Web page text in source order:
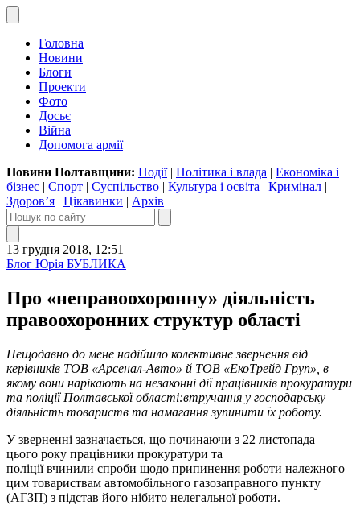
Головна
Новини
Блоги
Проекти
Фото
Досьє
Війна
Допомога армії
Новини Полтавщини: Події| Політика і влада | Економіка і
бізнес | Спорт | Суспільство | Культура і освіта | Кримінал |
Здоров’я | Цікавинки | Архів
13 грудня 2018, 12:51
Блог Юрія БУБЛИКА
Про «неправоохоронну» діяльність
правоохоронних структур області
Нещодавно до мене надійшло колективне звернення від
керівників ТОВ «Арсенал-Авто» й ТОВ «ЕкоТрейд Груп», в
якому вони нарікають на незаконні дії працівників прокуратури
та поліції Полтавської області:втручання у господарську
діяльність товариств та намагання зупинити їх роботу.
У зверненні зазначається, що починаючи з 22 листопада
цього року працівники прокуратури та
поліції вчинили спроби щодо припинення роботи належного
цим товариствам автомобільного газозаправного пункту
(АГЗП) з підстав його нібито нелегальної роботи.